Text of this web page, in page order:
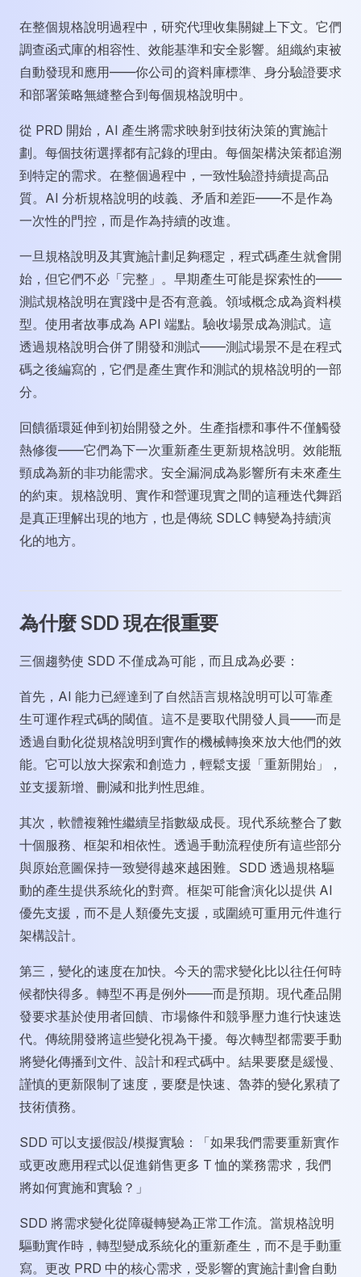
在整個規格說明過程中，研究代理收集關鍵上下文。它們
調查函式庫的相容性、效能基準和安全影響。組織約束被
自動發現和應用——你公司的資料庫標準、身分驗證要求
和部署策略無縫整合到每個規格說明中。
從 PRD 開始，AI 產生將需求映射到技術決策的實施計
劃。每個技術選擇都有記錄的理由。每個架構決策都追溯
到特定的需求。在整個過程中，一致性驗證持續提高品
質。AI 分析規格說明的歧義、矛盾和差距——不是作為
一次性的門控，而是作為持續的改進。
一旦規格說明及其實施計劃足夠穩定，程式碼產生就會開
始，但它們不必「完整」。早期產生可能是探索性的——
測試規格說明在實踐中是否有意義。領域概念成為資料模
型。使用者故事成為 API 端點。驗收場景成為測試。這
透過規格說明合併了開發和測試——測試場景不是在程式
碼之後編寫的，它們是產生實作和測試的規格說明的一部
分。
回饋循環延伸到初始開發之外。生產指標和事件不僅觸發
熱修復——它們為下一次重新產生更新規格說明。效能瓶
頸成為新的非功能需求。安全漏洞成為影響所有未來產生
的約束。規格說明、實作和營運現實之間的這種迭代舞蹈
是真正理解出現的地方，也是傳統 SDLC 轉變為持續演
化的地方。
為什麼 SDD 現在很重要
三個趨勢使 SDD 不僅成為可能，而且成為必要：
首先，AI 能力已經達到了自然語言規格說明可以可靠產
生可運作程式碼的閾值。這不是要取代開發人員——而是
透過自動化從規格說明到實作的機械轉換來放大他們的效
能。它可以放大探索和創造力，輕鬆支援「重新開始」，
並支援新增、刪減和批判性思維。
其次，軟體複雜性繼續呈指數級成長。現代系統整合了數
十個服務、框架和相依性。透過手動流程使所有這些部分
與原始意圖保持一致變得越來越困難。SDD 透過規格驅
動的產生提供系統化的對齊。框架可能會演化以提供 AI
優先支援，而不是人類優先支援，或圍繞可重用元件進行
架構設計。
第三，變化的速度在加快。今天的需求變化比以往任何時
候都快得多。轉型不再是例外——而是預期。現代產品開
發要求基於使用者回饋、市場條件和競爭壓力進行快速迭
代。傳統開發將這些變化視為干擾。每次轉型都需要手動
將變化傳播到文件、設計和程式碼中。結果要麼是緩慢、
謹慎的更新限制了速度，要麼是快速、魯莽的變化累積了
技術債務。
SDD 可以支援假設/模擬實驗：「如果我們需要重新實作
或更改應用程式以促進銷售更多 T 恤的業務需求，我們
將如何實施和實驗？」
SDD 將需求變化從障礙轉變為正常工作流。當規格說明
驅動實作時，轉型變成系統化的重新產生，而不是手動重
寫。更改 PRD 中的核心需求，受影響的實施計劃會自動